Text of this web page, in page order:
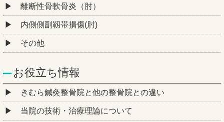
離断性骨軟骨炎（肘）
内側側副靱帯損傷(肘)
その他
お役立ち情報
きむら鍼灸整骨院と他の整骨院との違い
当院の技術・治療理論について